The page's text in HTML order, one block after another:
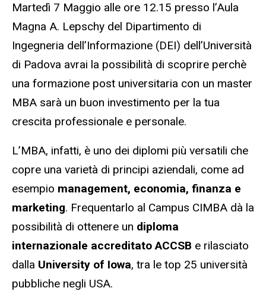
Martedì 7 Maggio alle ore 12.15 presso l’Aula
Magna A. Lepschy del Dipartimento di
Ingegneria dell’Informazione (DEI) dell’Università
di Padova avrai la possibilità di scoprire perchè
una formazione post universitaria con un master
MBA sarà un buon investimento per la tua
crescita professionale e personale.
L’MBA, infatti, è uno dei diplomi più versatili che
copre una varietà di principi aziendali, come ad
esempio management, economia, finanza e
marketing. Frequentarlo al Campus CIMBA dà la
possibilità di ottenere un diploma
internazionale accreditato ACCSB e rilasciato
dalla University of Iowa, tra le top 25 università
pubbliche negli USA.